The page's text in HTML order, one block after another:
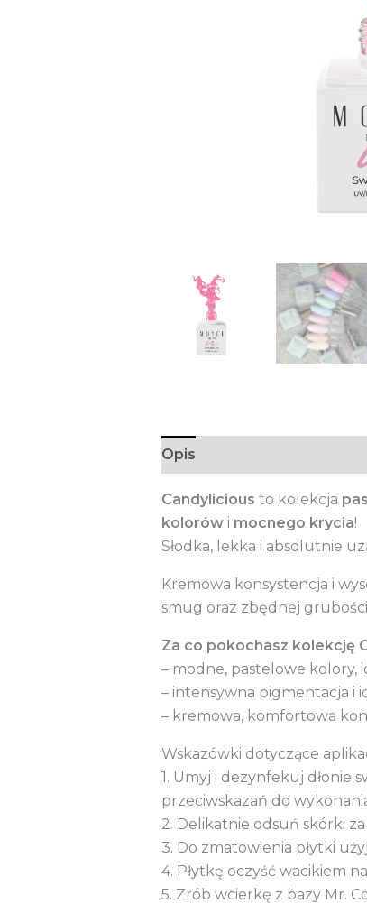
Opis
Candylicious to kolekcja
kolorówi mocnego krycia!
Słodka, lekka i absolutnie
Kremowa konsystencja i
smug oraz zbędnej
Za co pokochasz kolekcję
– modne, pastelowe kolory,
– intensywna pigmentacja i
– kremowa, komfortowa
Wskazówki dotyczące
1. Umyj i dezynfekuj dłonie
przeciwskazań do
2. Delikatnie odsuń skórki
3. Do zmatowienia płytki
4. Płytkę oczyść wacikiem
5. Zrób wcierkę z bazy Mr.